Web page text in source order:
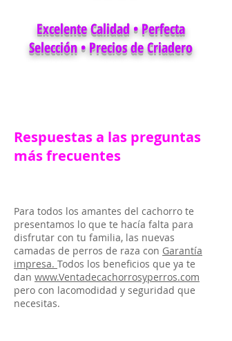
Excelente Calidad • Perfecta
Selección • Precios de Criadero
Respuestas a las preguntas
más frecuentes
Para todos los amantes del cachorro te
presentamos lo que te hacía falta para
disfrutar con tu familia, las nuevas
camadas de perros de raza con Garantía
impresa. Todos los beneficios que ya te
dan www.Ventadecachorrosyperros.com
pero con lacomodidad y seguridad que
necesitas.